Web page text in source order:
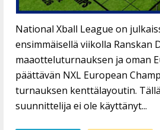
National Xball League on
ensimmäisellä viikolla Ranskan
maaotteluturnauksen ja oman
päättävän NXL European
turnauksen kenttälayoutin.
suunnittelija ei ole käyttänyt...